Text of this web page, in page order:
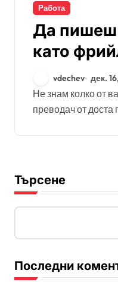
Работа
Да пишеш
като
vdechev дек.
Не знам колко от вас знаят, че аз съм
преводач от
Търсене
Последни